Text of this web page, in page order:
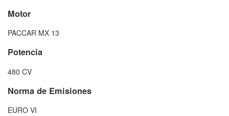
Motor
PACCAR MX 13
Potencia
480 CV
Norma de Emisiones
EURO VI